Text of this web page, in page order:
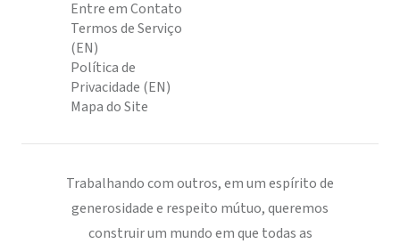
Entre em Contato
Termos de Serviço
(EN)
Política de
Privacidade (EN)
Mapa do Site
Trabalhando com outros, em um espírito de
generosidade e respeito mútuo, queremos
construir um mundo em que todas as